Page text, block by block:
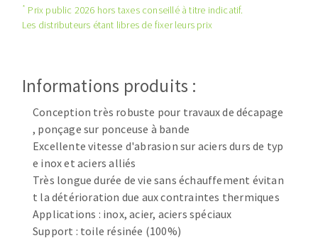
Disques à lamelles
Meules sur tige
Brosses
Meules de tourets
Feutres à polir
Bandes sans fin
Rouleaux d'atelier
NETTOYAGE
Aspirateurs
MACHINES POUR LE TRAVAIL DU MÉTAL
* Prix public 2026 hors taxes conseillé à titre indicatif.
Les distributeurs étant libres de fixer leurs prix
Informations produits :
Conception très robuste pour travaux de décapage
, ponçage sur ponceuse à bande
Excellente vitesse d'abrasion sur aciers durs de typ
e inox et aciers alliés
Très longue durée de vie sans échauffement évitan
t la détérioration due aux contraintes thermiques
Applications : inox, acier, aciers spéciaux
Support : toile résinée (100%)